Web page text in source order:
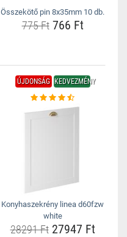
Összekötő pin 8x35mm 10 db.
775 Ft766 Ft
ÚJDONSÁG KEDVEZMÉNY
Konyhaszekrény linea d60fzw
white
28291 Ft27947 Ft